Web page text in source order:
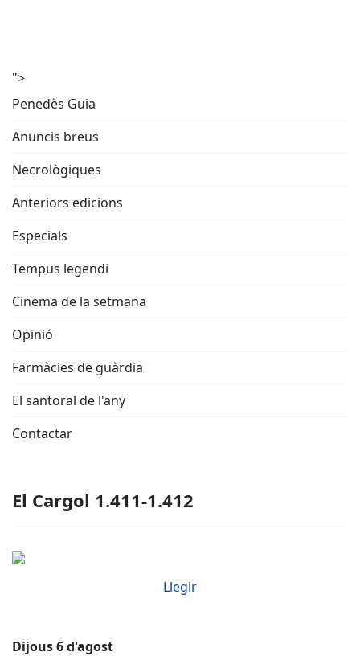
">
Penedès Guia
Anuncis breus
Necrològiques
Anteriors edicions
Especials
Tempus legendi
Cinema de la setmana
Opinió
Farmàcies de guàrdia
El santoral de l'any
Contactar
El Cargol 1.411-1.412
Llegir
Dijous 6 d'agost